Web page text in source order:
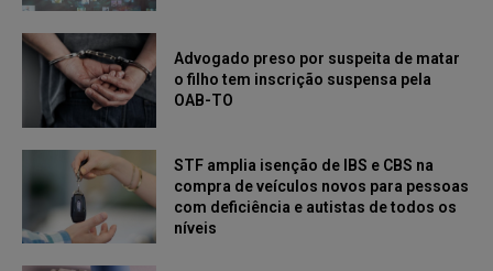
Advogado preso por suspeita de matar
o filho tem inscrição suspensa pela
OAB-TO
STF amplia isenção de IBS e CBS na
compra de veículos novos para pessoas
com deficiência e autistas de todos os
níveis